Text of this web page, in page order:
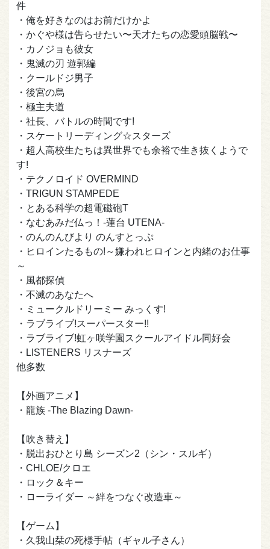
件
・俺を好きなのはお前だけかよ
・かぐや様は告らせたい〜天才たちの恋愛頭脳戦〜
・カノジョも彼女
・鬼滅の刃 遊郭編
・クールドジ男子
・後宮の烏
・極主夫道
・社長、バトルの時間です!
・スケートリーディング☆スターズ
・超人高校生たちは異世界でも余裕で生き抜くようで
す!
・テクノロイド OVERMIND
・TRIGUN STAMPEDE
・とある科学の超電磁砲T
・なむあみだ仏っ！-蓮台 UTENA-
・のんのんびより のんすとっぷ
・ヒロインたるもの!～嫌われヒロインと内緒のお仕事
～
・風都探偵
・不滅のあなたへ
・ミュークルドリーミー みっくす!
・ラブライブ!スーパースター!!
・ラブライブ!虹ヶ咲学園スクールアイドル同好会
・LISTENERS リスナーズ
他多数
【外画アニメ】
・龍族 -The Blazing Dawn-
【吹き替え】
・脱出おひとり島 シーズン2（シン・スルギ）
・CHLOE/クロエ
・ロック＆キー
・ローライダー ～絆をつなぐ改造車～
【ゲーム】
・久我山栞の死様手帖（ギャル子さん）